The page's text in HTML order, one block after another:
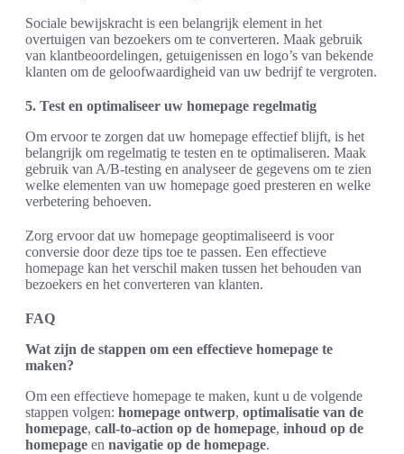
Sociale bewijskracht is een belangrijk element in het
overtuigen van bezoekers om te converteren. Maak gebruik
van klantbeoordelingen, getuigenissen en logo’s van bekende
klanten om de geloofwaardigheid van uw bedrijf te vergroten.
5. Test en optimaliseer uw homepage regelmatig
Om ervoor te zorgen dat uw homepage effectief blijft, is het
belangrijk om regelmatig te testen en te optimaliseren. Maak
gebruik van A/B-testing en analyseer de gegevens om te zien
welke elementen van uw homepage goed presteren en welke
verbetering behoeven.
Zorg ervoor dat uw homepage geoptimaliseerd is voor
conversie door deze tips toe te passen. Een effectieve
homepage kan het verschil maken tussen het behouden van
bezoekers en het converteren van klanten.
FAQ
Wat zijn de stappen om een effectieve homepage te
maken?
Om een effectieve homepage te maken, kunt u de volgende
stappen volgen: homepage ontwerp, optimalisatie van de
homepage, call-to-action op de homepage, inhoud op de
homepage en navigatie op de homepage.